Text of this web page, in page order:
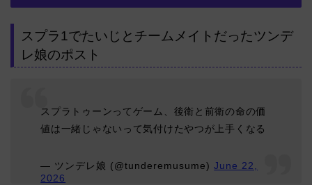
スプラ1でたいじとチームメイトだったツンデ
レ娘のポスト
スプラトゥーンってゲーム、後衛と前衛の命の価
値は一緒じゃないって気付けたやつが上手くなる
— ツンデレ娘 (@tunderemusume)June 22,
2026